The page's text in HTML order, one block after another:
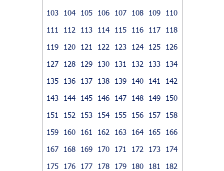
103
104 105 106 107 108 109
110
111
112 113 114 115 116 117
118
119
120 121 122 123 124 125
126
127
128 129 130 131 132 133
134
135
136 137 138 139 140 141
142
143
144 145 146 147 148 149
150
151
152 153 154 155 156 157
158
159
160 161 162 163 164 165
166
167
168 169 170 171 172 173
174
175
176 177 178 179 180 181
182